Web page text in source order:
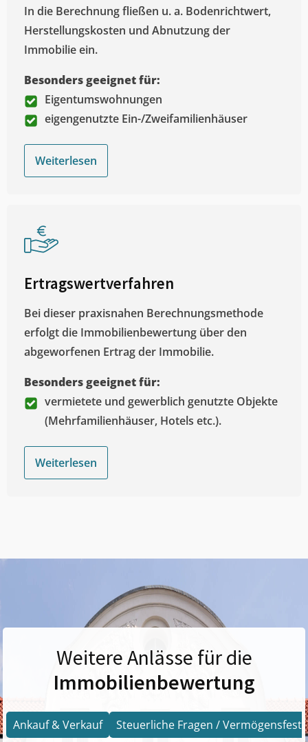
In die Berechnung fließen u. a. Bodenrichtwert,
Herstellungskosten und Abnutzung der
Immobilie ein.
Besonders geeignet für:
Eigentumswohnungen
eigengenutzte Ein-/Zweifamilienhäuser
Weiterlesen
Ertragswertverfahren
Bei dieser praxisnahen Berechnungsmethode
erfolgt die Immobilienbewertung über den
abgeworfenen Ertrag der Immobilie.
Besonders geeignet für:
vermietete und gewerblich genutzte Objekte
(Mehrfamilienhäuser, Hotels etc.).
Weiterlesen
Weitere Anlässe für die
Immobilienbewertung
Ankauf & Verkauf Steuerliche Fragen /